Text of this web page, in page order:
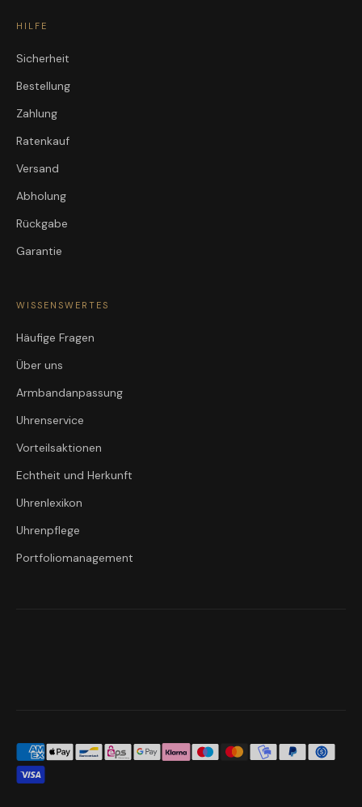
HILFE
Sicherheit
Bestellung
Zahlung
Ratenkauf
Versand
Abholung
Rückgabe
Garantie
WISSENSWERTES
Häufige Fragen
Über uns
Armbandanpassung
Uhrenservice
Vorteilsaktionen
Echtheit und Herkunft
Uhrenlexikon
Uhrenpflege
Portfoliomanagement